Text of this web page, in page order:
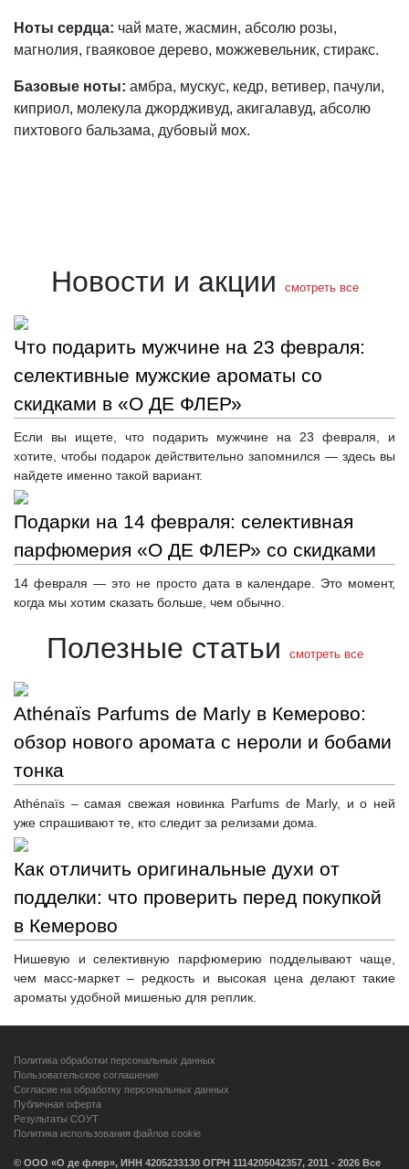
Ноты сердца: чай мате, жасмин, абсолю розы,
магнолия, гваяковое дерево, можжевельник, стиракс.
Базовые ноты: амбра, мускус, кедр, ветивер, пачули,
киприол, молекула джордживуд, акигалавуд, абсолю
пихтового бальзама, дубовый мох.
Новости и акции смотреть все
Что подарить мужчине на 23 февраля:
селективные мужские ароматы со
скидками в «О ДЕ ФЛЕР»
Если вы ищете, что подарить мужчине на 23 февраля, и
хотите, чтобы подарок действительно запомнился — здесь вы
найдете именно такой вариант.
Подарки на 14 февраля: селективная
парфюмерия «О ДЕ ФЛЕР» со скидками
14 февраля — это не просто дата в календаре. Это момент,
когда мы хотим сказать больше, чем обычно.
Полезные статьи смотреть все
Athénaïs Parfums de Marly в Кемерово:
обзор нового аромата с нероли и бобами
тонка
Athénaïs – самая свежая новинка Parfums de Marly, и о ней
уже спрашивают те, кто следит за релизами дома.
Как отличить оригинальные духи от
подделки: что проверить перед покупкой
в Кемерово
Нишевую и селективную парфюмерию подделывают чаще,
чем масс-маркет – редкость и высокая цена делают такие
ароматы удобной мишенью для реплик.
Политика обработки персональных данных
Пользовательское соглашение
Согласие на обработку персональных данных
Публичная оферта
Результаты СОУТ
Политика использования файлов cookie
© ООО «О де флер», ИНН 4205233130 ОГРН 1114205042357, 2011 - 2026 Все